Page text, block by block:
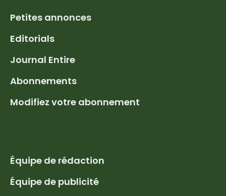
Petites annonces
Editorials
Journal Entire
Abonnements
Modifiez votre abonnement
Équipe de rédaction
Équipe de publicité